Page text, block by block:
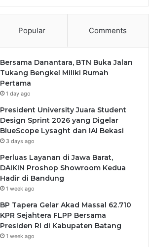
Popular Comments
Bersama Danantara, BTN Buka Jalan
Tukang Bengkel Miliki Rumah
Pertama
1 day ago
President University Juara Student
Design Sprint 2026 yang Digelar
BlueScope Lysaght dan IAI Bekasi
3 days ago
Perluas Layanan di Jawa Barat,
DAIKIN Proshop Showroom Kedua
Hadir di Bandung
1 week ago
BP Tapera Gelar Akad Massal 62.710
KPR Sejahtera FLPP Bersama
Presiden RI di Kabupaten Batang
1 week ago